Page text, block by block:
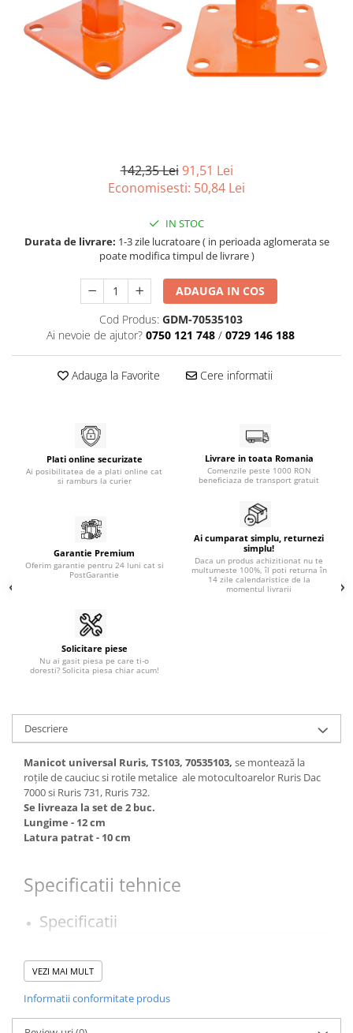
142,35 Lei 91,51 Lei
Economisesti: 50,84 Lei
IN STOC
Durata de livrare: 1-3 zile lucratoare ( in perioada aglomerata se
poate modifica timpul de livrare )
ADAUGA IN COS
Cod Produs: GDM-70535103
Ai nevoie de ajutor? 0750 121 748 / 0729 146 188
Adauga la Favorite Cere informatii
Plati online securizate
Ai posibilitatea de a plati online cat
si ramburs la curier
Livrare in toata Romania
Comenzile peste 1000 RON
beneficiaza de transport gratuit
Garantie Premium
Oferim garantie pentru 24 luni cat si
PostGarantie
Ai cumparat simplu, returnezi
simplu!
Daca un produs achizitionat nu te
multumeste 100%, îl poti returna în
14 zile calendaristice de la
momentul livrarii
Solicitare piese
Nu ai gasit piesa pe care ti-o
doresti? Solicita piesa chiar acum!
Descriere
Manicot universal Ruris, TS103, 70535103, se montează la
roţile de cauciuc si rotile metalice ale motocultoarelor Ruris Dac
7000 si Ruris 731, Ruris 732.
Se livreaza la set de 2 buc.
Lungime - 12 cm
Latura patrat - 10 cm
Specificatii tehnice
Specificatii
Manicot
Material fabricatie
Metal
VEZI MAI MULT
Informatii conformitate produs